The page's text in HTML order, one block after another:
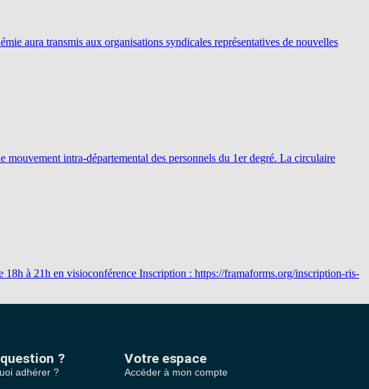
aura transmis aux organisations syndicales représentatives de nouvelles
mouvement intra-départemental des personnels du 1er degré. La circulaire
à 21h en visioconférence Inscription : https://framaforms.org/inscription-ris-
?
adhérer ?
Votre espace
Accéder à mon compte